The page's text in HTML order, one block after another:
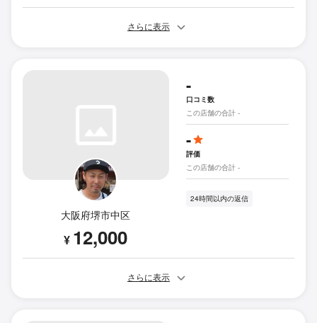
さらに表示
大阪府堺市中区
¥ 12,000
-
口コミ数
この店舗の合計 -
-
評価
この店舗の合計 -
24時間以内の返信
さらに表示